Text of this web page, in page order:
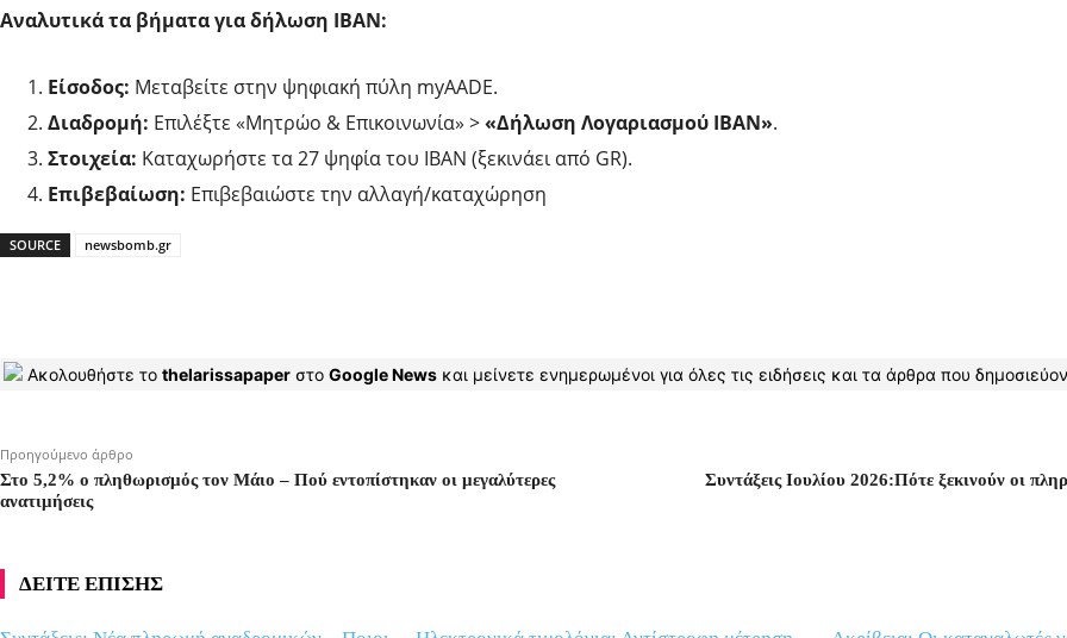
Αναλυτικά τα βήματα για δήλωση IBAN:
Είσοδος: Μεταβείτε στην ψηφιακή πύλη myAADE.
Διαδρομή: Επιλέξτε «Μητρώο & Επικοινωνία» >«Δήλωση Λογαριασμού IBAN».
Στοιχεία: Καταχωρήστε τα 27 ψηφία του IBAN (ξεκινάει από GR).
Επιβεβαίωση: Επιβεβαιώστε την αλλαγή/καταχώρηση
SOURCE newsbomb.gr
Ακολουθήστε το thelarissapaper στο Google News και μείνετε ενημερωμένοι για όλες τις ειδήσεις και τα άρθρα που
Προηγούμενο άρθρο
Στο 5,2% ο πληθωρισμός τον Μάιο – Πού εντοπίστηκαν οι μεγαλύτερες
ανατιμήσεις
Συντάξεις Ιουλίου 2026:Πότε ξεκινούν οι
ΔΕΙΤΕ ΕΠΙΣΗΣ